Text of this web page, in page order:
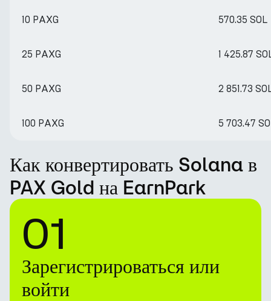
10 PAXG 570.35 SOL
25 PAXG 1 425.87
50 PAXG 2 851.73
100 PAXG 5 703.47
Как конвертировать Solana в
PAX Gold на EarnPark
01
Зарегистрироваться или
войти